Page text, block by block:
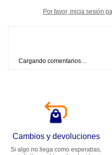
Por favor, inicia sesión
Cargando comentarios…
Cambios y devoluciones
Si algo no llega como esperabas,